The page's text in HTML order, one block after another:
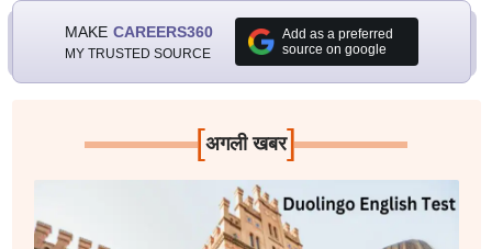
MAKE CAREERS360
MY TRUSTED SOURCE
Add as a preferred
source on google
[अगली खबर]